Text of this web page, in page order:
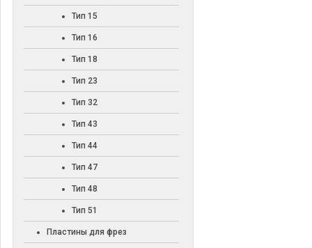
Тип 15
Тип 16
Тип 18
Тип 23
Тип 32
Тип 43
Тип 44
Тип 47
Тип 48
Тип 51
Пластины для фрез